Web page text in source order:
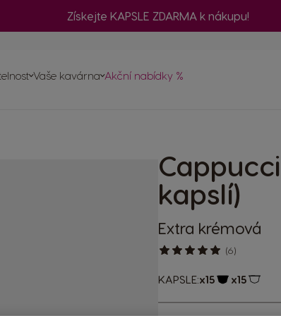
Získejte KAPSLE ZDARMA k nákupu!
Vaše kavárna Akční nabídky %
kapslí)
Extra krémová
(6)
KAPSLE:x15 x15